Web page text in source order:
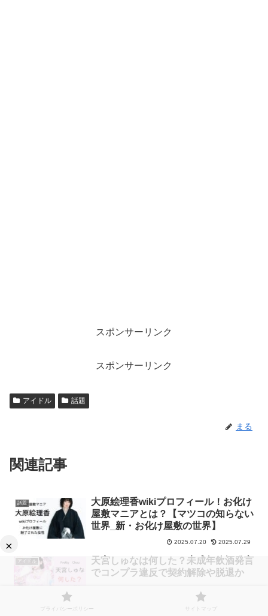
×
スポンサーリンク
スポンサーリンク
アイドル 話題
まる
関連記事
話題
大原絵理香wikiプロフィール！お化け
屋敷マニアとは？【マツコの知らない
世界_新・お化け屋敷の世界】
2025.07.20 2025.07.29
アイドル
天宮しゅなは何した？未成年飲酒発言
でコンプラ違反で契約解除や脱退か
2025.08.02
プライバシーポリシー サイトマップ